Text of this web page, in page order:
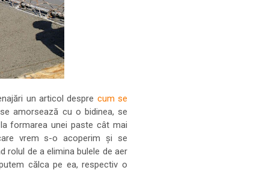
un articol despre cum se
amorsează cu o bidinea, se
formarea unei paste cât mai
vrem s-o acoperim și se
rolul de a elimina bulele de aer
călca pe ea, respectiv o